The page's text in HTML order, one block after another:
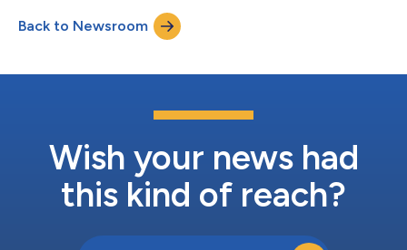
ups und Scale-ups, die Vorreiter der moralisch vertretbaren
technologischen Innovation und der Geschäftsmodell-
Innovation sind, nur auf Einladung erfolgt. Se...
Back to Newsroom
Wish your news had
this kind of reach?